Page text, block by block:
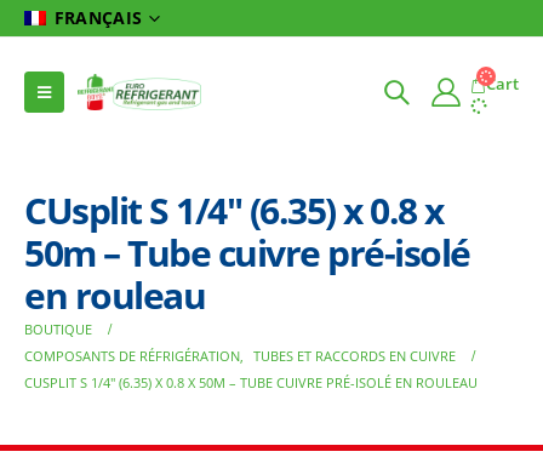
FRANÇAIS
Cart
CUsplit S 1/4″ (6.35) x 0.8 x
50m – Tube cuivre pré-isolé
en rouleau
BOUTIQUE
COMPOSANTS DE RÉFRIGÉRATION, TUBES ET RACCORDS EN CUIVRE
CUSPLIT S 1/4″ (6.35) X 0.8 X 50M – TUBE CUIVRE PRÉ-ISOLÉ EN ROULEAU